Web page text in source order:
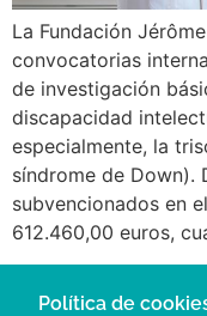
La Fundación
convocatorias
de investigación
discapacidad
especialmente, la
síndrome de Down).
subvencionados en
612.460,00 euros,
Política de